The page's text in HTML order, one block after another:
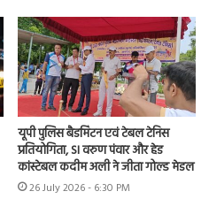
यूपी पुलिस बैडमिंटन एवं टेबल टेनिस
प्रतियोगिता, SI वरुण पंवार और हेड
कांस्टेबल कदीम अली ने जीता गोल्ड मेडल
26 July 2026 - 6:30 PM